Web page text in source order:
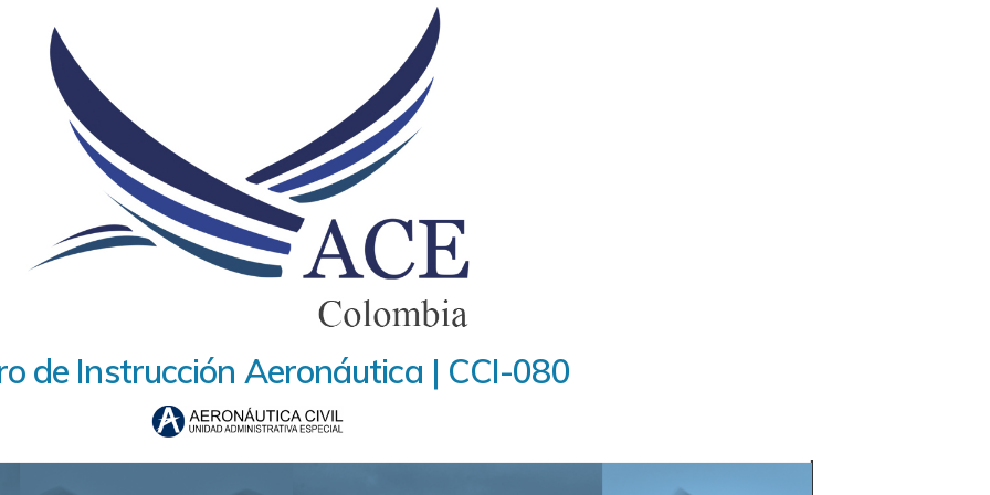
de Instrucción Aeronáutica | CCI-080